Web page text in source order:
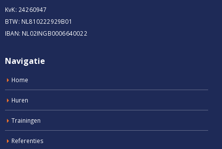
KvK: 24260947
BTW: NL810222929B01
IBAN: NL02INGB0006640022
Navigatie
Home
Huren
Trainingen
Referenties